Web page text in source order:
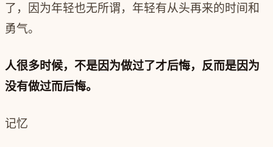
了，因为年轻也无所谓，年轻有从头再来的时间和
勇气。
人很多时候，不是因为做过了才后悔，反而是因为
没有做过而后悔。
记忆